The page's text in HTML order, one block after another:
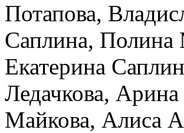
Потапова,
Саплина, Полина
Екатерина
Ледачкова,
Майкова, Алиса